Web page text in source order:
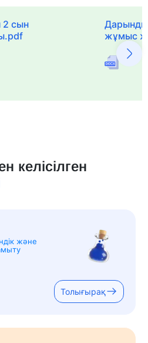
2 сын
жұмыс
келісілген
және
Толығырақ